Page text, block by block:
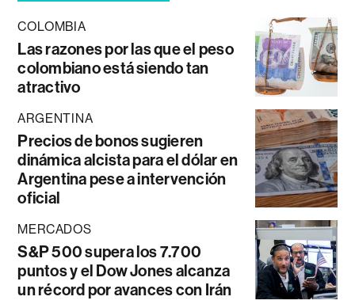
COLOMBIA
Las razones por las que el peso
colombiano está siendo tan
atractivo
ARGENTINA
Precios de bonos sugieren
dinámica alcista para el dólar en
Argentina pese a intervención
oficial
MERCADOS
S&P 500 supera los 7.700
puntos y el Dow Jones alcanza
un récord por avances con Irán